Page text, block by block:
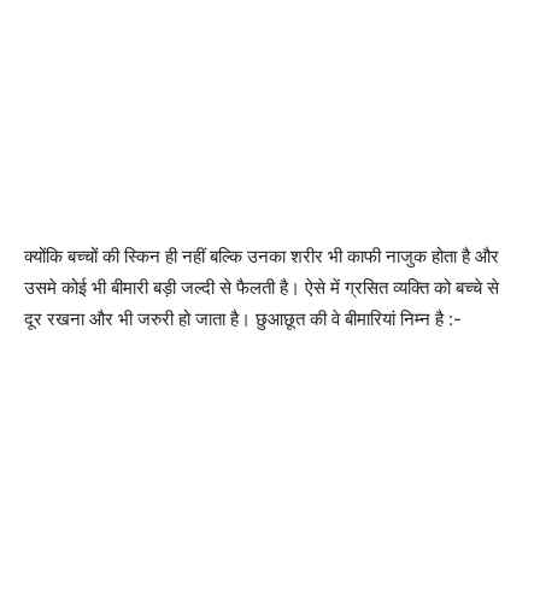
क्योंकि बच्चों की स्किन ही नहीं बल्कि उनका शरीर भी काफी नाजुक होता है और
उसमे कोई भी बीमारी बड़ी जल्दी से फैलती है। ऐसे में ग्रसित व्यक्ति को बच्चे से
दूर रखना और भी जरुरी हो जाता है। छुआछूत की वे बीमारियां निम्न है :-